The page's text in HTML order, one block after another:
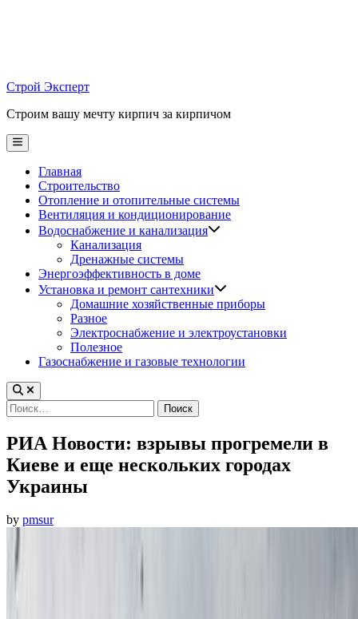
Строй Эксперт
Строим вашу мечту кирпич за кирпичом
Main
Menu
Главная
Строительство
Отопление и отопительные системы
Вентиляция и кондиционирование
Водоснабжение и канализация
Канализация
Дренажные системы
Энергоэффективность в доме
Установка и ремонт сантехники
Домашние хозяйственные приборы
Разное
Электроснабжение и электроустановки
Полезное
Газоснабжение и газовые технологии
Найти:
РИА Новости: взрывы прогремели в
Киеве и еще нескольких городах
Украины
by pmsur